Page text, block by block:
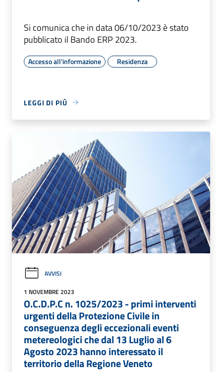
Si comunica che in data 06/10/2023 è stato
pubblicato il Bando ERP 2023.
Accesso all'informazione Residenza
LEGGI DI PIÙ
AVVISI
1 NOVEMBRE 2023
O.C.D.P.C n. 1025/2023 - primi interventi
urgenti della Protezione Civile in
conseguenza degli eccezionali eventi
metereologici che dal 13 Luglio al 6
Agosto 2023 hanno interessato il
territorio della Regione Veneto